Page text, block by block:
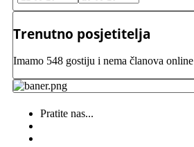
Trenutno posjetitelja
Imamo 548 gostiju i nema članova online
Pratite nas...